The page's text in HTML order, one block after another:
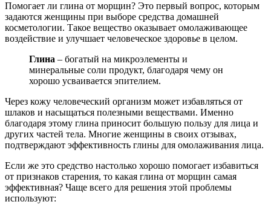
Помогает ли глина от морщин? Это первый вопрос, которым
задаются женщины при выборе средства домашней
косметологии. Такое вещество оказывает омолаживающее
воздействие и улучшает человеческое здоровье в целом.
Глина – богатый на микроэлементы и
минеральные соли продукт, благодаря чему он
хорошо усваивается эпителием.
Через кожу человеческий организм может избавляться от
шлаков и насыщаться полезными веществами. Именно
благодаря этому глина приносит большую пользу для лица и
других частей тела. Многие женщины в своих отзывах,
подтверждают эффективность глины для омолаживания лица.
Если же это средство настолько хорошо помогает избавиться
от признаков старения, то какая глина от морщин самая
эффективная? Чаще всего для решения этой проблемы
используют: